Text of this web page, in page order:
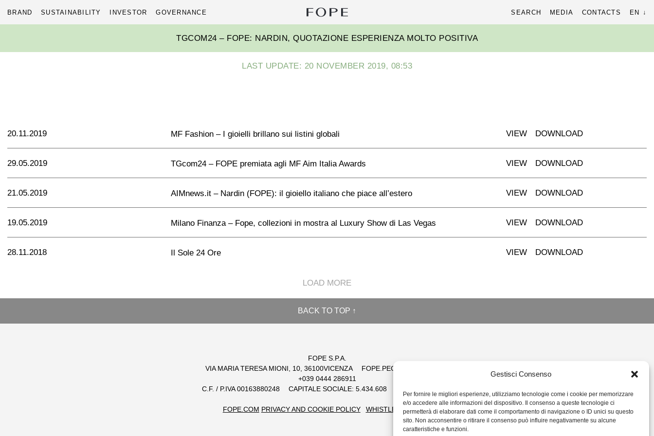
Gestisci Consenso
Per fornire le migliori esperienze, utilizziamo tecnologie come i cookie per memorizzare
e/o accedere alle informazioni del dispositivo. Il consenso a queste tecnologie ci
permetterà di elaborare dati come il comportamento di navigazione o ID unici su questo
sito. Non acconsentire o ritirare il consenso può influire negativamente su alcune
caratteristiche e funzioni.
BRAND SUSTAINABILITY INVESTOR GOVERNANCE
FOPE
Group
for:
SEARCH MEDIA CONTACTS EN
TGCOM24 – FOPE: NARDIN, QUOTAZIONE ESPERIENZA MOLTO POSITIVA
LAST UPDATE: 20 NOVEMBER 2019, 08:53
20.11.2019 MF Fashion – I gioielli brillano sui listini globali VIEW DOWNLOAD
29.05.2019 TGcom24 – FOPE premiata agli MF Aim Italia Awards VIEW DOWNLOAD
21.05.2019 AIMnews.it – Nardin (FOPE): il gioiello italiano che piace all’estero VIEW DOWNLOAD
19.05.2019 Milano Finanza – Fope, collezioni in mostra al Luxury Show di Las Vegas VIEW DOWNLOAD
28.11.2018 Il Sole 24 Ore VIEW DOWNLOAD
LOAD MORE
BACK TO TOP ↑
FOPE S.P.A.
VIA MARIA TERESA MIONI, 10, 36100VICENZA
FOPE.PEC@LEGALMAIL.IT
+039 0444 286911
C.F. / P.IVA 00163880248
CAPITALE SOCIALE: 5.434.608
FOPE.COM PRIVACY AND COOKIE POLICY WHISTLEBLOWING